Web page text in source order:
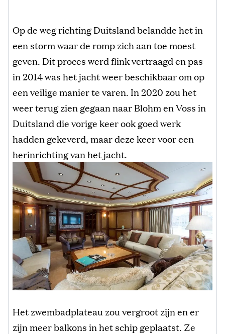
Op de weg richting Duitsland belandde het in
een storm waar de romp zich aan toe moest
geven. Dit proces werd flink vertraagd en pas
in 2014 was het jacht weer beschikbaar om op
een veilige manier te varen. In 2020 zou het
weer terug zien gegaan naar Blohm en Voss in
Duitsland die vorige keer ook goed werk
hadden gekeverd, maar deze keer voor een
herinrichting van het jacht.
Het zwembadplateau zou vergroot zijn en er
zijn meer balkons in het schip geplaatst. Ze